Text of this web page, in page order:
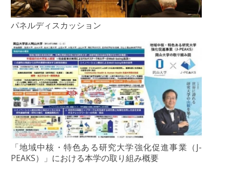
パネルディスカッション
「地域中核・特色ある研究大学強化促進事業（J-
PEAKS）」における本学の取り組み概要